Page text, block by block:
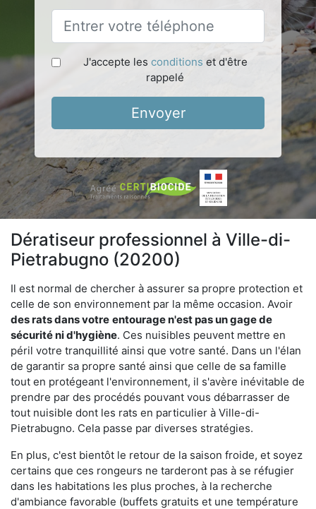
J'accepte les conditions et d'être
rappelé
Envoyer
Dératiseur professionnel à Ville-di-
Pietrabugno (20200)
Il est normal de chercher à assurer sa propre protection et
celle de son environnement par la même occasion. Avoir
des rats dans votre entourage n'est pas un gage de
sécurité ni d'hygiène. Ces nuisibles peuvent mettre en
péril votre tranquillité ainsi que votre santé. Dans un l'élan
de garantir sa propre santé ainsi que celle de sa famille
tout en protégeant l'environnement, il s'avère inévitable de
prendre par des procédés pouvant vous débarrasser de
tout nuisible dont les rats en particulier à Ville-di-
Pietrabugno. Cela passe par diverses stratégies.
En plus, c'est bientôt le retour de la saison froide, et soyez
certains que ces rongeurs ne tarderont pas à se réfugier
dans les habitations les plus proches, à la recherche
d'ambiance favorable (buffets gratuits et une température